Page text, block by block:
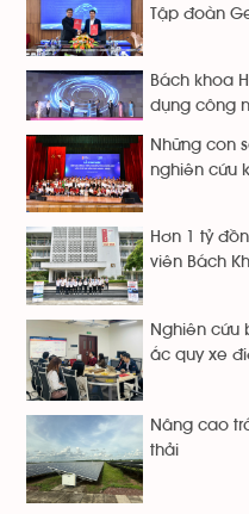
Tập đoàn
Bách khoa
dụng công
Những con
nghiên cứu
Hơn 1 tỷ
viên Bách
Nghiên cứu
ắc quy xe
Nâng cao
thải